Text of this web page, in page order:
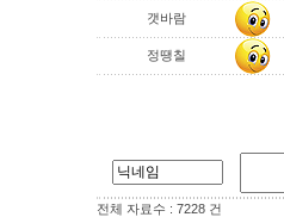
갯바람
정땡칠
전체 자료수 : 7228 건